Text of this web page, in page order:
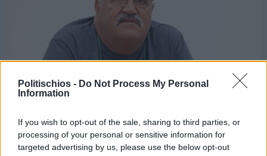
Politischios - Do Not Process My Personal
Information
If you wish to opt-out of the sale, sharing to third parties, or
processing of your personal or sensitive information for
targeted advertising by us, please use the below opt-out
Πριν 2 χρόνια